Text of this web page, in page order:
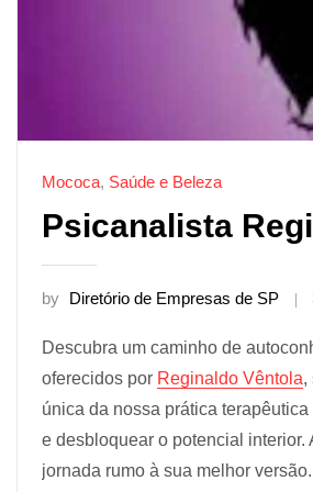
Mococa, Saúde e Beleza
Psicanalista
by Diretório de Empresas de SP
Descubra um caminho de
oferecidos por Reginaldo Vêntola,
única da nossa prática
e desbloquear o potencial
jornada rumo à sua melhor versão.